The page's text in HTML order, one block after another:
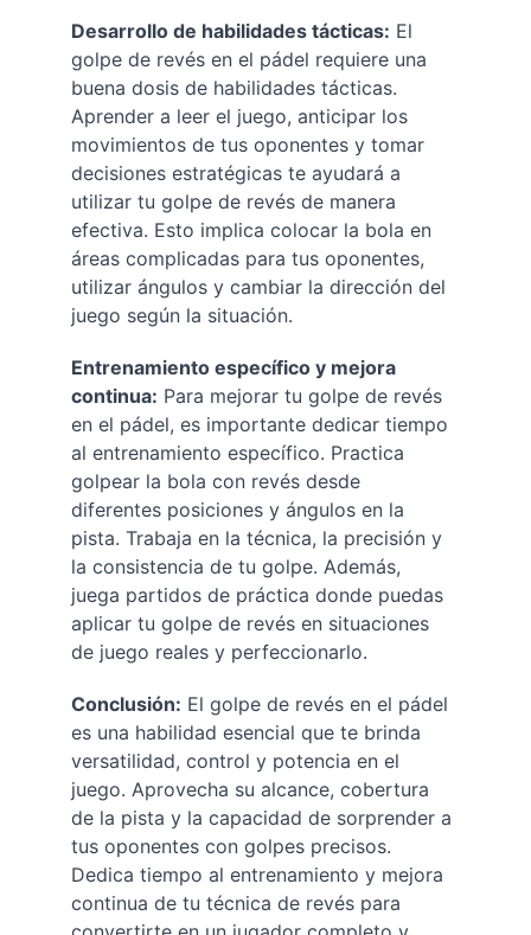
Desarrollo de habilidades tácticas: El
golpe de revés en el pádel requiere una
buena dosis de habilidades tácticas.
Aprender a leer el juego, anticipar los
movimientos de tus oponentes y tomar
decisiones estratégicas te ayudará a
utilizar tu golpe de revés de manera
efectiva. Esto implica colocar la bola en
áreas complicadas para tus oponentes,
utilizar ángulos y cambiar la dirección del
juego según la situación.
Entrenamiento específico y mejora
continua: Para mejorar tu golpe de revés
en el pádel, es importante dedicar tiempo
al entrenamiento específico. Practica
golpear la bola con revés desde
diferentes posiciones y ángulos en la
pista. Trabaja en la técnica, la precisión y
la consistencia de tu golpe. Además,
juega partidos de práctica donde puedas
aplicar tu golpe de revés en situaciones
de juego reales y perfeccionarlo.
Conclusión: El golpe de revés en el pádel
es una habilidad esencial que te brinda
versatilidad, control y potencia en el
juego. Aprovecha su alcance, cobertura
de la pista y la capacidad de sorprender a
tus oponentes con golpes precisos.
Dedica tiempo al entrenamiento y mejora
continua de tu técnica de revés para